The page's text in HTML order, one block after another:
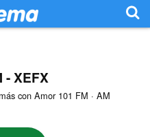
- XEFX
con Amor 101 FM · AM